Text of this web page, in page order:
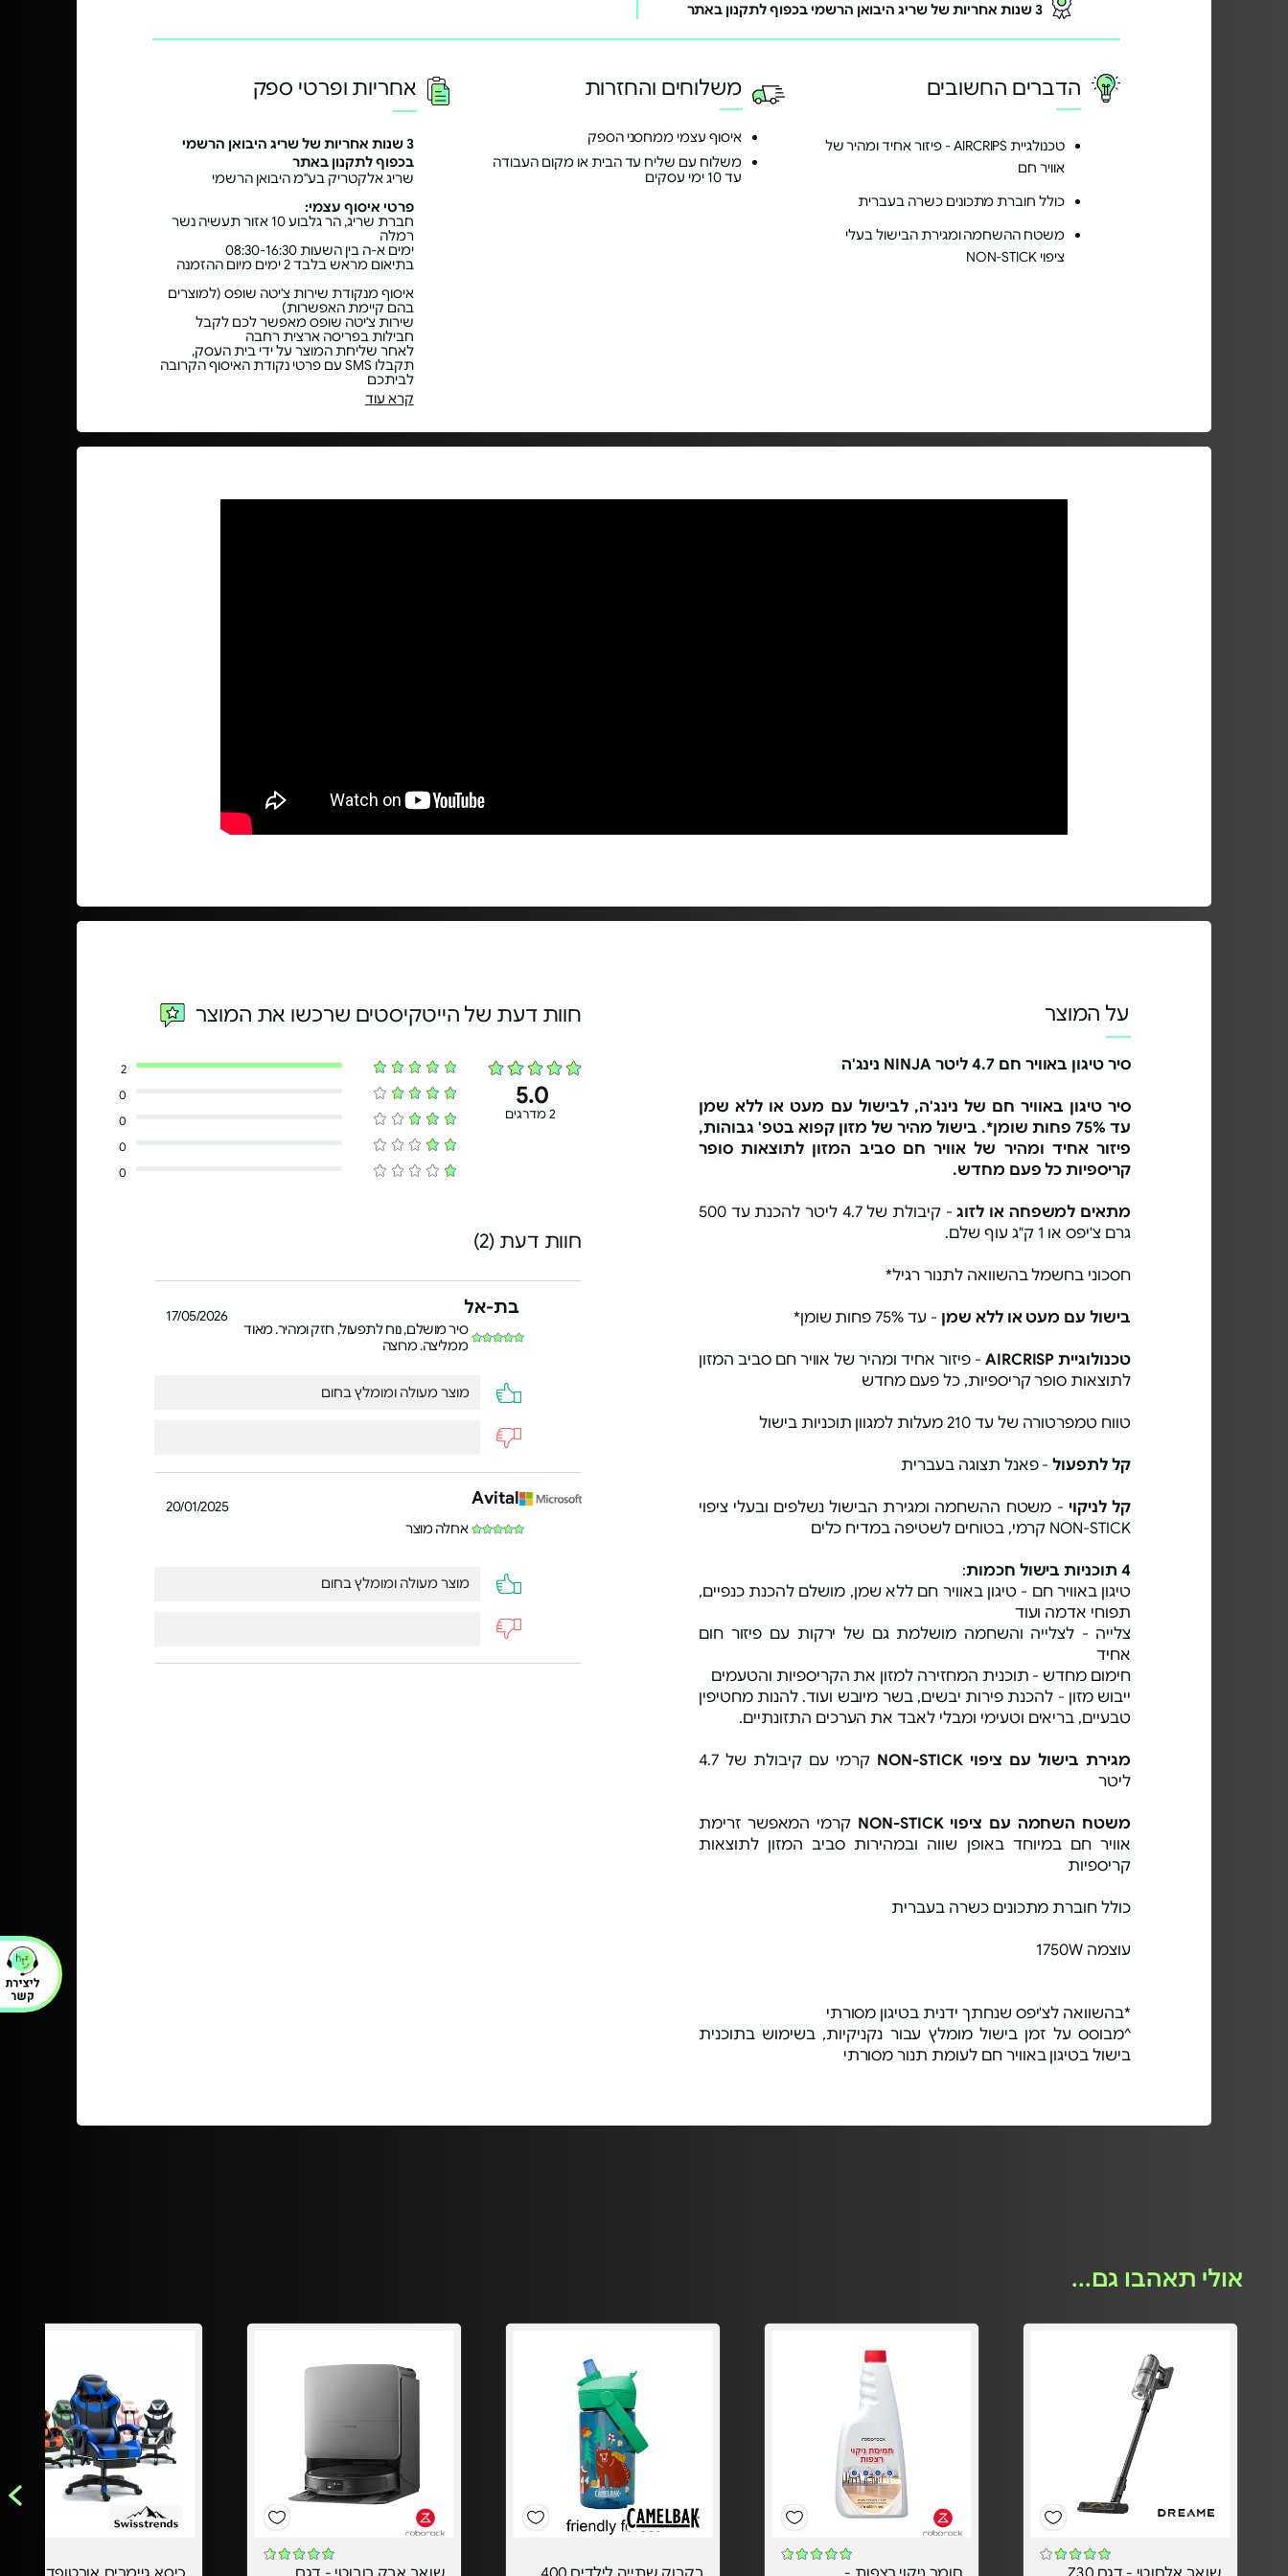
3 שנות אחריות של שריג היבואן הרשמי בכפוף לתקנון באתר
הדברים החשובים
טכנולגיית AIRCRIPS - פיזור אחיד ומהיר של
אוויר חם
כולל חוברת מתכונים כשרה בעברית
משטח ההשחמה ומגירת הבישול בעלי
ציפוי NON-STICK
משלוחים והחזרות
איסוף עצמי ממחסני הספק
משלוח עם שליח עד הבית או מקום העבודה
עד 10 ימי עסקים
אחריות ופרטי ספק
3 שנות אחריות של שריג היבואן הרשמי
בכפוף לתקנון באתר
שריג אלקטריק בע"מ היבואן הרשמי
פרטי איסוף עצמי:
חברת שריג, הר גלבוע 10 אזור תעשיה נשר
רמלה
ימים א-ה בין השעות 08:30-16:30
בתיאום מראש בלבד 2 ימים מיום ההזמנה
איסוף מנקודת שירות צ'יטה שופס (למוצרים
בהם קיימת האפשרות)
שירות צ'יטה שופס מאפשר לכם לקבל
חבילות בפריסה ארצית רחבה
לאחר שליחת המוצר על ידי בית העסק,
תקבלו SMS עם פרטי נקודת האיסוף הקרובה
לביתכם
קרא עוד
על המוצר
סיר טיגון באוויר חם 4.7 ליטר NINJA נינג'ה
סיר טיגון באוויר חם של נינג'ה, לבישול עם מעט או ללא שמן
עד 75% פחות שומן*. בישול מהיר של מזון קפוא בטפ' גבוהות,
פיזור אחיד ומהיר של אוויר חם סביב המזון לתוצאות סופר
קריספיות כל פעם מחדש.
מתאים למשפחה או לזוג
- קיבולת של 4.7 ליטר להכנת עד 500
גרם צ'יפס או 1 ק"ג עוף שלם.
חסכוני בחשמל בהשוואה לתנור רגיל*
בישול עם מעט או ללא שמן - עד 75% פחות שומן*
טכנולוגיית AIRCRISP
- פיזור אחיד ומהיר של אוויר חם סביב המזון
לתוצאות סופר קריספיות, כל פעם מחדש
טווח טמפרטורה של עד 210 מעלות למגוון תוכניות בישול
קל לתפעול- פאנל תצוגה בעברית
קל לניקוי - משטח ההשחמה ומגירת הבישול נשלפים ובעלי ציפוי
NON-STICK קרמי, בטוחים לשטיפה במדיח כלים
4 תוכניות בישול חכמות
:
טיגון באוויר חם - טיגון באוויר חם ללא שמן, מושלם להכנת כנפיים,
תפוחי אדמה ועוד
צלייה - לצלייה והשחמה מושלמת גם של ירקות עם פיזור חום
אחיד
חימום מחדש - תוכנית המחזירה למזון את הקריספיות והטעמים
ייבוש מזון - להכנת פירות יבשים, בשר מיובש ועוד. להנות מחטיפין
טבעיים, בריאים וטעימי ומבלי לאבד את הערכים התזונתיים.
מגירת בישול עם ציפוי NON-STICK
קרמי עם קיבולת של 4.7
ליטר
משטח השחמה עם ציפוי NON-STICK
קרמי המאפשר זרימת
אוויר חם במיוחד באופן שווה ובמהירות סביב המזון לתוצאות
קריספיות
כולל חוברת מתכונים כשרה בעברית
עוצמה 1750W
*בהשוואה לצ'יפס שנחתך ידנית בטיגון מסורתי
^מבוסס על זמן בישול מומלץ עבור נקניקיות, בשימוש בתוכנית
בישול בטיגון באוויר חם לעומת תנור מסורתי
חוות דעת של הייטקיסטים שרכשו את המוצר
5.0
2 מדרגים
2
0
0
0
0
חוות דעת (2)
בת-אל
סיר מושלם, נוח לתפעול, חזק ומהיר. מאוד
ממליצה. מרוצה
17/05/2026
מוצר מעולה ומומלץ בחום
Avital
אחלה מוצר
20/01/2025
מוצר מעולה ומומלץ בחום
אולי תאהבו גם...